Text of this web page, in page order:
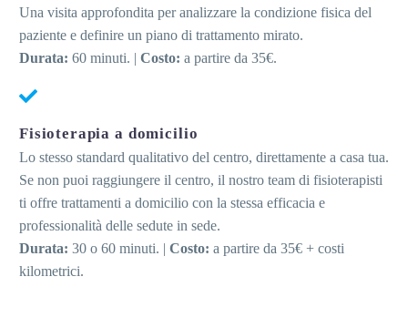
Una visita approfondita per analizzare la condizione fisica del
paziente e definire un piano di trattamento mirato.
Durata: 60 minuti. | Costo: a partire da 35€.
Fisioterapia a domicilio
Lo stesso standard qualitativo del centro, direttamente a casa tua.
Se non puoi raggiungere il centro, il nostro team di fisioterapisti
ti offre trattamenti a domicilio con la stessa efficacia e
professionalità delle sedute in sede.
Durata: 30 o 60 minuti. | Costo: a partire da 35€ + costi
kilometrici.